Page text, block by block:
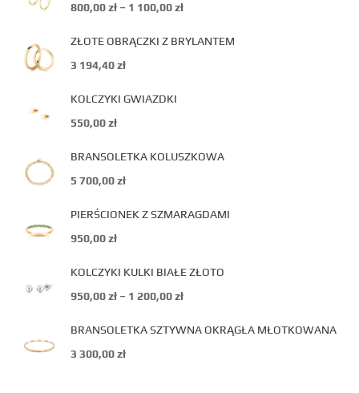
800,00zł – 1 100,00zł
ZŁOTE OBRĄCZKI Z BRYLANTEM
3 194,40zł
KOLCZYKI GWIAZDKI
550,00zł
BRANSOLETKA KOLUSZKOWA
5 700,00zł
PIERŚCIONEK Z SZMARAGDAMI
950,00zł
KOLCZYKI KULKI BIAŁE ZŁOTO
950,00zł – 1 200,00zł
BRANSOLETKA SZTYWNA OKRĄGŁA MŁOTKOWANA
3 300,00zł